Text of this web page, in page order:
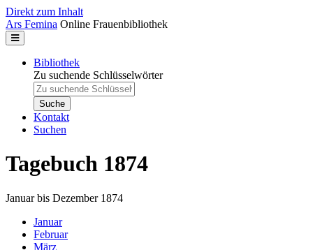
Direkt zum Inhalt
Ars Femina Online Frauenbibliothek
Bibliothek
Zu suchende Schlüsselwörter
Kontakt
Suchen
Tagebuch 1874
Januar bis Dezember 1874
Januar
Februar
März